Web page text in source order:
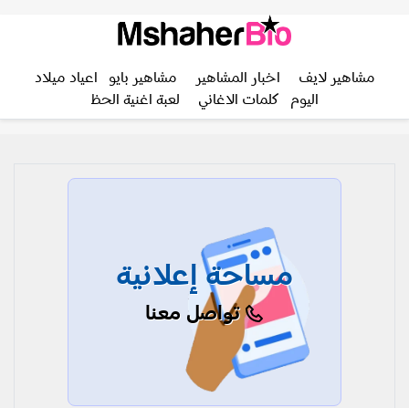
مشاهير لايف اخبار المشاهير مشاهير بايو
اعياد ميلاد
اليوم
كلمات الاغاني لعبة اغنية الحظ
مساحة إعلانية
تواصل معنا